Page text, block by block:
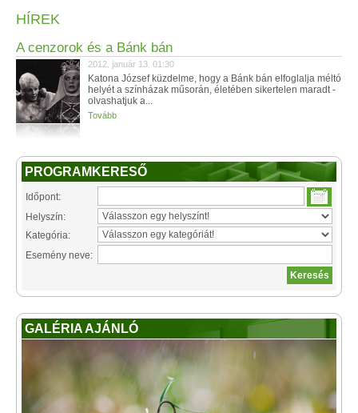
HÍREK
A cenzorok és a Bánk bán
2012. január 13. 01:30
Katona József küzdelme, hogy a Bánk bán elfoglalja méltó
helyét a színházak műsorán, életében sikertelen maradt -
olvashatjuk a...
Tovább
PROGRAMKERESŐ
Időpont:
Helyszín:
Kategória:
Esemény neve:
GALÉRIA AJÁNLÓ